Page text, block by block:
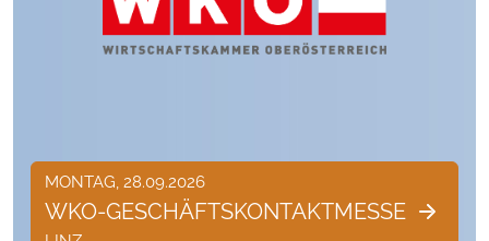
MONTAG, 28.09.2026
WKO-GESCHÄFTSKONTAKTMESSE